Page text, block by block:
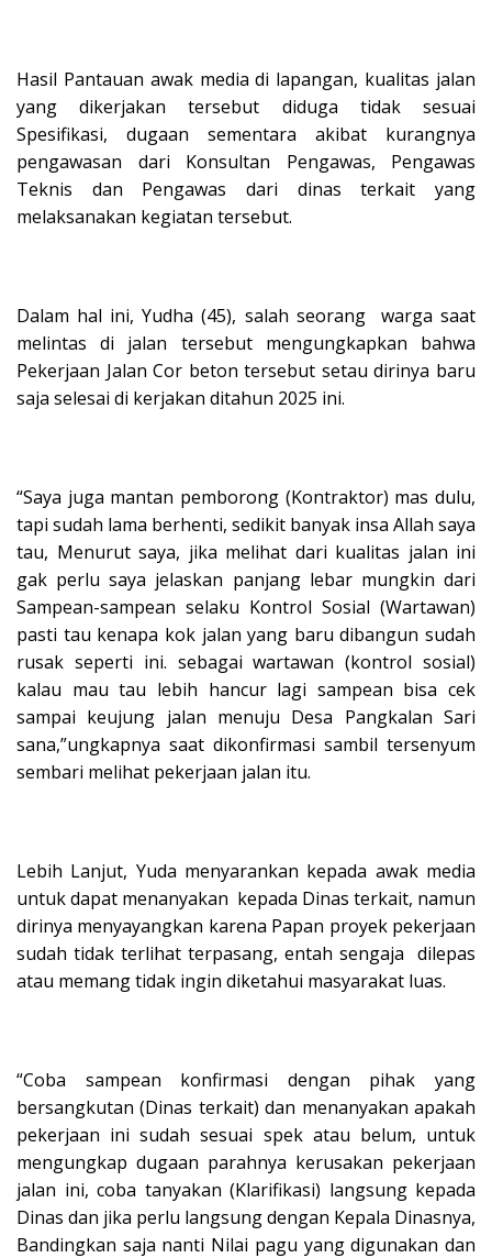
Hasil Pantauan awak media di lapangan, kualitas jalan
yang dikerjakan tersebut diduga tidak sesuai
Spesifikasi, dugaan sementara akibat kurangnya
pengawasan dari Konsultan Pengawas, Pengawas
Teknis dan Pengawas dari dinas terkait yang
melaksanakan kegiatan tersebut.
Dalam hal ini, Yudha (45), salah seorang warga saat
melintas di jalan tersebut mengungkapkan bahwa
Pekerjaan Jalan Cor beton tersebut setau dirinya baru
saja selesai di kerjakan ditahun 2025 ini.
“Saya juga mantan pemborong (Kontraktor) mas dulu,
tapi sudah lama berhenti, sedikit banyak insa Allah saya
tau, Menurut saya, jika melihat dari kualitas jalan ini
gak perlu saya jelaskan panjang lebar mungkin dari
Sampean-sampean selaku Kontrol Sosial (Wartawan)
pasti tau kenapa kok jalan yang baru dibangun sudah
rusak seperti ini. sebagai wartawan (kontrol sosial)
kalau mau tau lebih hancur lagi sampean bisa cek
sampai keujung jalan menuju Desa Pangkalan Sari
sana,”ungkapnya saat dikonfirmasi sambil tersenyum
sembari melihat pekerjaan jalan itu.
Lebih Lanjut, Yuda menyarankan kepada awak media
untuk dapat menanyakan kepada Dinas terkait, namun
dirinya menyayangkan karena Papan proyek pekerjaan
sudah tidak terlihat terpasang, entah sengaja dilepas
atau memang tidak ingin diketahui masyarakat luas.
“Coba sampean konfirmasi dengan pihak yang
bersangkutan (Dinas terkait) dan menanyakan apakah
pekerjaan ini sudah sesuai spek atau belum, untuk
mengungkap dugaan parahnya kerusakan pekerjaan
jalan ini, coba tanyakan (Klarifikasi) langsung kepada
Dinas dan jika perlu langsung dengan Kepala Dinasnya,
Bandingkan saja nanti Nilai pagu yang digunakan dan